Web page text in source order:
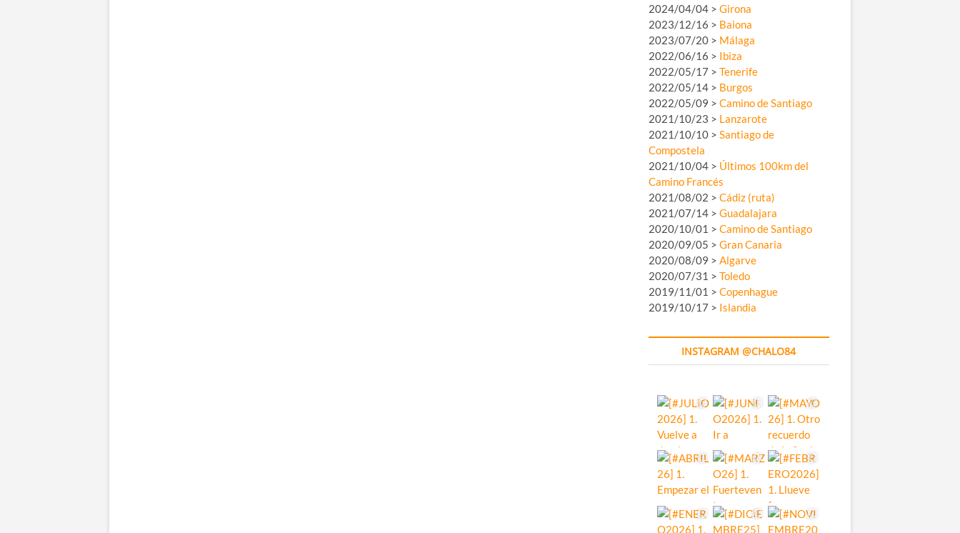
2024/04/04 > Girona
2023/12/16 > Baiona
2023/07/20 > Málaga
2022/06/16 > Ibiza
2022/05/17 > Tenerife
2022/05/14 > Burgos
2022/05/09 > Camino de Santiago
2021/10/23 > Lanzarote
2021/10/10 > Santiago de
Compostela
2021/10/04 > Últimos 100km del
Camino Francés
2021/08/02 > Cádiz (ruta)
2021/07/14 > Guadalajara
2020/10/01 > Camino de Santiago
2020/09/05 > Gran Canaria
2020/08/09 > Algarve
2020/07/31 > Toledo
2019/11/01 > Copenhague
2019/10/17 > Islandia
INSTAGRAM @CHALO84